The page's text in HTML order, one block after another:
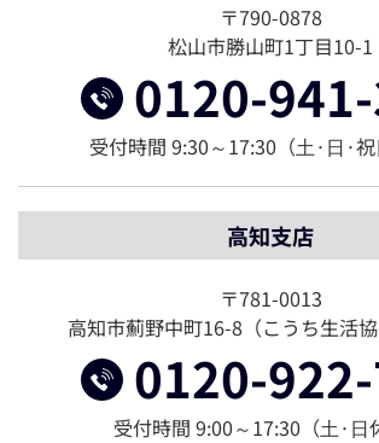
〒790-0878
松山市勝山町1丁目10-1
0120-
受付時間 9:30～17:30（⼟·⽇·祝
高知支店
〒781-0013
高知市薊野中町16-8（こうち生活協
0120-
受付時間 9:00～17:30（⼟·⽇